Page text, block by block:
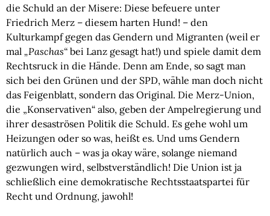
die Schuld an der Misere: Diese befeuere unter
Friedrich Merz – diesem harten Hund! – den
Kulturkampf gegen das Gendern und Migranten (weil er
mal „Paschas“ bei Lanz gesagt hat!) und spiele damit dem
Rechtsruck in die Hände. Denn am Ende, so sagt man
sich bei den Grünen und der SPD, wähle man doch nicht
das Feigenblatt, sondern das Original. Die Merz-Union,
die „Konservativen“ also, geben der Ampelregierung und
ihrer desaströsen Politik die Schuld. Es gehe wohl um
Heizungen oder so was, heißt es. Und ums Gendern
natürlich auch – was ja okay wäre, solange niemand
gezwungen wird, selbstverständlich! Die Union ist ja
schließlich eine demokratische Rechtsstaatspartei für
Recht und Ordnung, jawohl!